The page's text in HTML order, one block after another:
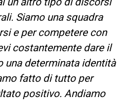
Siamo una squadra
e per competere con
costantemente dare il
una determinata identità
fatto di tutto per
positivo. Andiamo